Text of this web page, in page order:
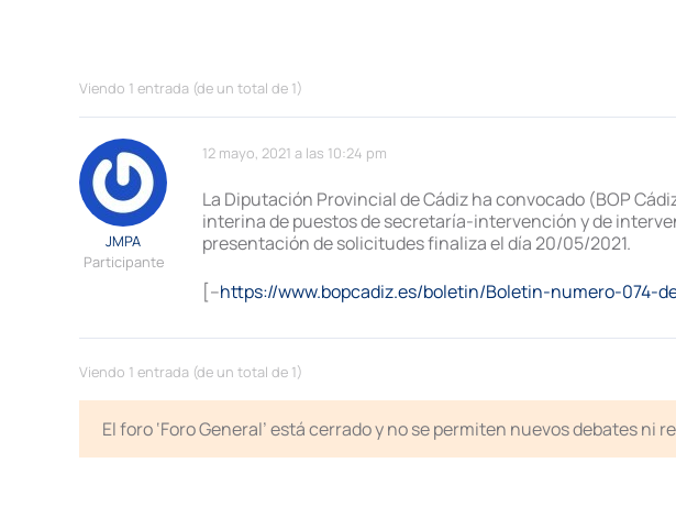
Viendo 1 entrada (de un total de 1)
12 mayo, 2021 a las 10:24 pm
JMPA
Participante
La Diputación Provincial de Cádiz ha convocado (BOP
interina de puestos de secretaría-intervención y de
presentación de solicitudes finaliza el día 20/05/2021.
[–https://www.bopcadiz.es/boletin/Boletin-numero-074-
Viendo 1 entrada (de un total de 1)
El foro ‘Foro General’ está cerrado y no se permiten nuevos debates ni